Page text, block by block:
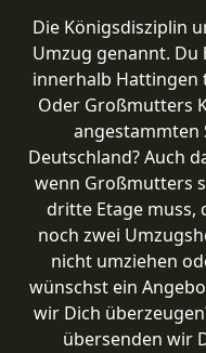
Die Königsdisziplin
Umzug genannt. Du
innerhalb Hattingen
Oder Großmutters
angestammten
Deutschland? Auch
wenn Großmutters
dritte Etage muss,
noch zwei
nicht umziehen
wünschst ein
wir Dich
übersenden wir